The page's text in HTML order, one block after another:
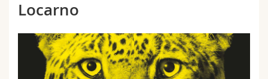
Weiterbildung
Philosophische Fak.
MedienOrtsplan
Locarno